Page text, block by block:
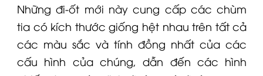
Những đi-ốt mới này cung cấp các chùm
tia có kích thước giống hệt nhau trên tất cả
các màu sắc và tính đồng nhất của các
cấu hình của chúng, dẫn đến các hình